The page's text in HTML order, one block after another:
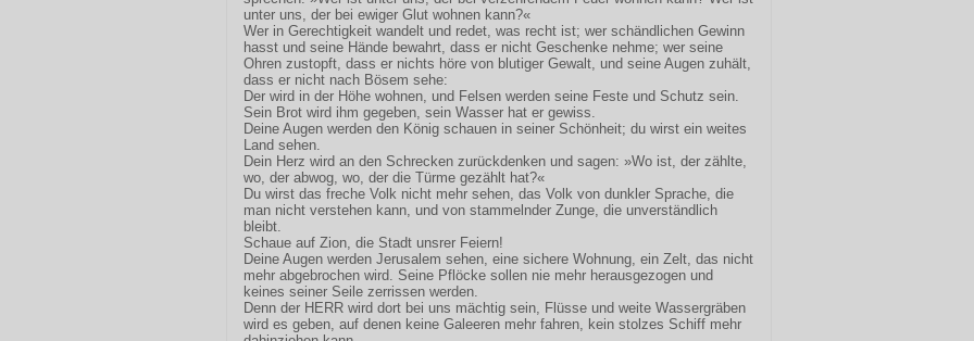
unter uns, der bei ewiger Glut wohnen kann?«
Wer in Gerechtigkeit wandelt und redet, was recht ist; wer schändlichen Gewinn
hasst und seine Hände bewahrt, dass er nicht Geschenke nehme; wer seine
Ohren zustopft, dass er nichts höre von blutiger Gewalt, und seine Augen zuhält,
dass er nicht nach Bösem sehe:
Der wird in der Höhe wohnen, und Felsen werden seine Feste und Schutz sein.
Sein Brot wird ihm gegeben, sein Wasser hat er gewiss.
Deine Augen werden den König schauen in seiner Schönheit; du wirst ein weites
Land sehen.
Dein Herz wird an den Schrecken zurückdenken und sagen: »Wo ist, der zählte,
wo, der abwog, wo, der die Türme gezählt hat?«
Du wirst das freche Volk nicht mehr sehen, das Volk von dunkler Sprache, die
man nicht verstehen kann, und von stammelnder Zunge, die unverständlich
bleibt.
Schaue auf Zion, die Stadt unsrer Feiern!
Deine Augen werden Jerusalem sehen, eine sichere Wohnung, ein Zelt, das nicht
mehr abgebrochen wird. Seine Pflöcke sollen nie mehr herausgezogen und
keines seiner Seile zerrissen werden.
Denn der HERR wird dort bei uns mächtig sein, Flüsse und weite Wassergräben
wird es geben, auf denen keine Galeeren mehr fahren, kein stolzes Schiff mehr